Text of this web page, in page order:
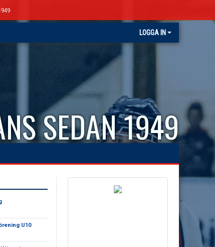
LOGGA IN
SEDAN 1949
U10